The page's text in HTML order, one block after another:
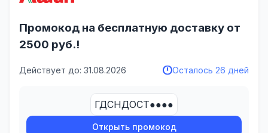
Промокод на бесплатную доставку от
2500 руб.!
Действует до: 31.08.2026 Осталось 26 дней
ГДСНДОСТ●●●●
Открыть промокод